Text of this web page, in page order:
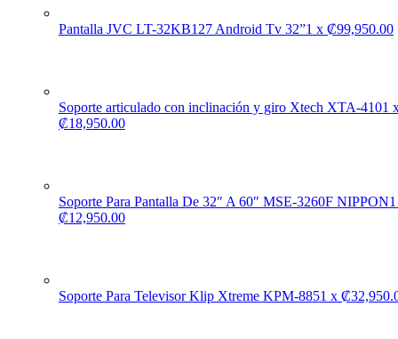
Pantalla JVC LT-32KB127 Android Tv 32”1 x ₡99,950.00
Soporte articulado con inclinación y giro Xtech XTA-4101
₡18,950.00
Soporte Para Pantalla De 32″ A 60″ MSE-3260F NIPPON1
₡12,950.00
Soporte Para Televisor Klip Xtreme KPM-8851 x ₡